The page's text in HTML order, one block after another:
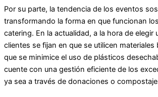
Por su parte, la tendencia de los eventos
transformando la forma en que funcionan
catering. En la actualidad, a la hora de elegir
clientes se fijan en que se utilicen materiales
que se minimice el uso de plásticos
cuente con una gestión eficiente de los
ya sea a través de donaciones o